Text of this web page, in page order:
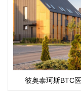
彼奥泰珂斯BTC